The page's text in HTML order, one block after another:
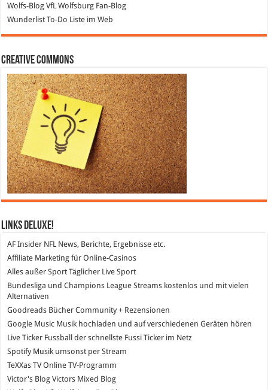
Wolfs-Blog VfL Wolfsburg Fan-Blog
WunderlistTo-Do Liste im Web
Creative Commons
Links DeLuXe!
AF Insider NFL News, Berichte, Ergebnisse etc.
Affiliate Marketing für Online-Casinos
Alles außer Sport Täglicher Live Sport
Bundesliga und Champions League Streams kostenlos und mit vielen
Alternativen
Goodreads Bücher Community + Rezensionen
Google Music Musik hochladen und auf verschiedenen Geräten hören
Live Ticker Fussball der schnellste Fussi Ticker im Netz
SpotifyMusik umsonst per Stream
TeXXas TVOnline TV-Programm
Victor's Blog Victors Mixed Blog